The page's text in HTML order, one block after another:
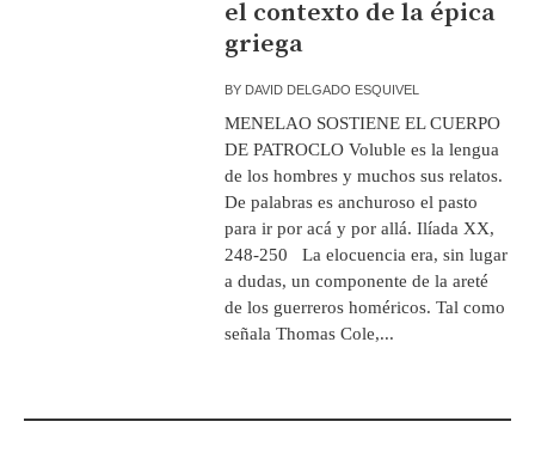
el contexto de la épica
griega
BY DAVID DELGADO ESQUIVEL
MENELAO SOSTIENE EL CUERPO
DE PATROCLO Voluble es la lengua
de los hombres y muchos sus relatos.
De palabras es anchuroso el pasto
para ir por acá y por allá. Ilíada XX,
248-250 La elocuencia era, sin lugar
a dudas, un componente de la areté
de los guerreros homéricos. Tal como
señala Thomas Cole,...